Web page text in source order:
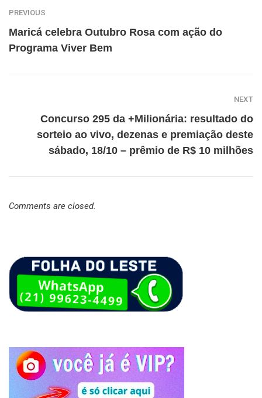
PREVIOUS
Maricá celebra Outubro Rosa com ação do
Programa Viver Bem
NEXT
Concurso 295 da +Milionária: resultado do
sorteio ao vivo, dezenas e premiação deste
sábado, 18/10 – prêmio de R$ 10 milhões
Comments are closed.